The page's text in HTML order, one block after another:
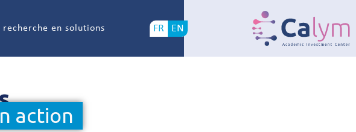
en solutions FR EN
action